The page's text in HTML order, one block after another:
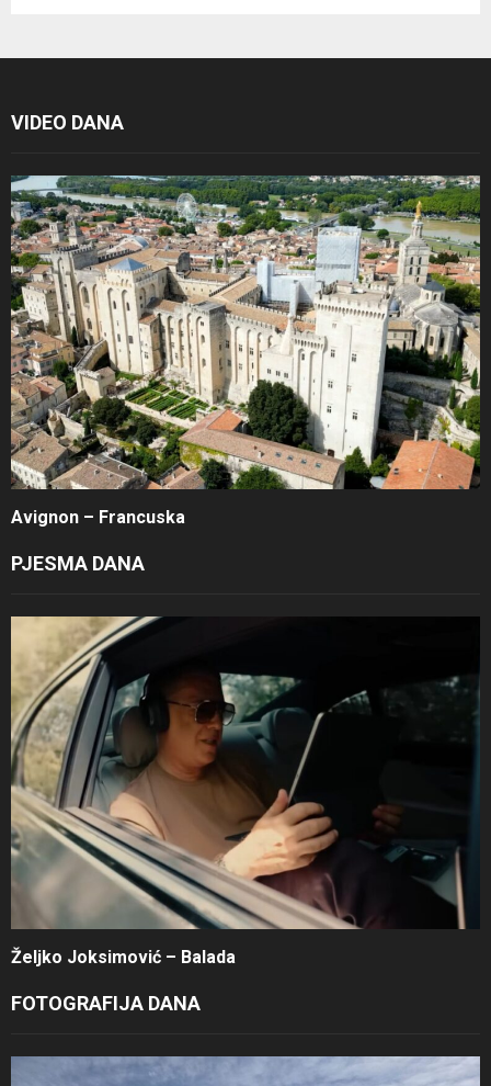
VIDEO DANA
Avignon – Francuska
PJESMA DANA
Željko Joksimović – Balada
FOTOGRAFIJA DANA